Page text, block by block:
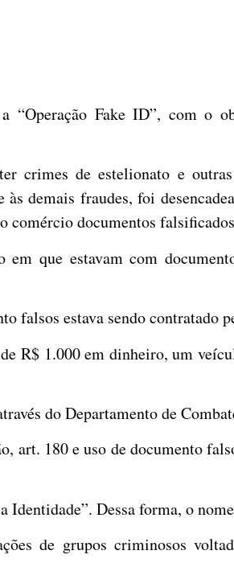
Fake ID”, com o
crimes de estelionato e
demais fraudes, foi
comércio documentos
que estavam com
falsos estava sendo contratado
R$ 1.000 em dinheiro, um
do Departamento de
art. 180 e uso de documento
Dessa forma, o
de grupos criminosos